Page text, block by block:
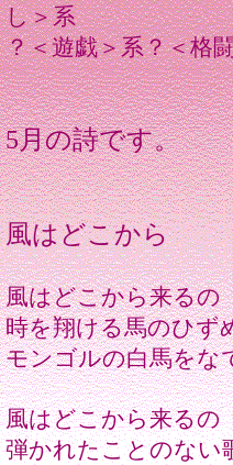
し＞系
？＜遊戯＞系？＜格
5月の詩です。
風はどこから
風はどこから来るの
時を翔ける馬のひず
モンゴルの白馬をな
風はどこから来るの
弾かれたことのない